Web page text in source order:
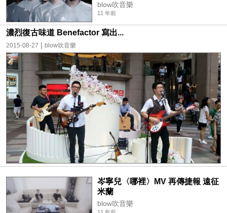
blow吹音樂
11 年前
濃烈復古味道 Benefactor 寫出...
2015-08-27 | blow吹音樂
岑寧兒〈哪裡〉MV 再傳捷報 遠征
米蘭
blow吹音樂